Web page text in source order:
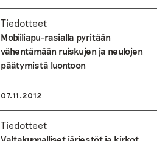
Tiedotteet
Mobiiliapu-rasialla pyritään
vähentämään ruiskujen ja neulojen
päätymistä luontoon
07.11.2012
Tiedotteet